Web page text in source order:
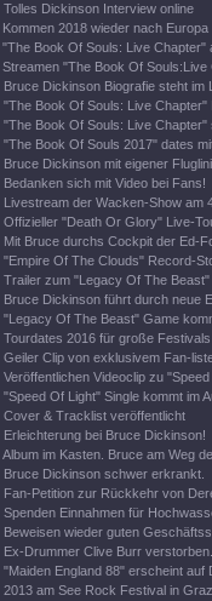
Tolles Dickinson Interview online
Kommen 2018 wieder nach Europa
"The Book Of Souls: Live Chapter"
Streamen "The Book Of Souls:Live
Bruce Dickinson Biografie steht im
"The Book Of Souls: Live Chapter"
"The Book Of Souls: Live Chapter"
"The Book Of Souls 2017" dates
Bruce Dickinson mit eigener
Bedanken sich mit Video bei Fans!
Livestream der Wacken-Show am
Offizieller "Death Or Glory" Live-
Mit Bruce durchs Cockpit der Ed-
"Empire Of The Clouds" Record-
Trailer zum "Legacy Of The Beast"
Bruce Dickinson führt durch neue
"Legacy Of The Beast" Game
Tourdates 2016 für große
Geiler Clip von exklusivem Fan-
Veröffentlichen Videoclip zu
"Speed Of Light" Single kommt im
Cover & Tracklist veröffentlicht
Erleichterung bei Bruce Dickinson!
Album im Kasten. Bruce am Weg
Bruce Dickinson schwer erkrankt.
Fan-Petition zur Rückkehr von
Spenden Einnahmen für
Beweisen wieder guten
Ex-Drummer Clive Burr verstorben.
"Maiden England 88" erscheint auf
2013 am See Rock Festival in Graz